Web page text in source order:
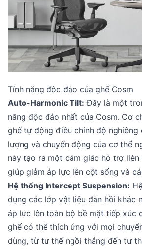
Tính năng độc đáo của ghế Cosm
Auto-Harmonic Tilt: Đây là một
năng độc đáo nhất của Cosm. Cơ
ghế tự động điều chỉnh độ nghiêng
lượng và chuyển động của cơ thể
này tạo ra một cảm giác hỗ trợ liên
giúp giảm áp lực lên cột sống và
Hệ thống Intercept Suspension:
dụng các lớp vật liệu đàn hồi khác
áp lực lên toàn bộ bề mặt tiếp xúc
ghế có thể thích ứng với mọi
dùng, từ tư thế ngồi thẳng đến tư